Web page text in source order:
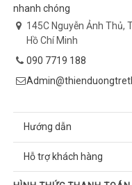
nhanh chóng
145C Nguyễn Ảnh Thủ,
Hồ Chí Minh
090 7719 188
Hướng dẫn
Hỗ trợ khách hàng